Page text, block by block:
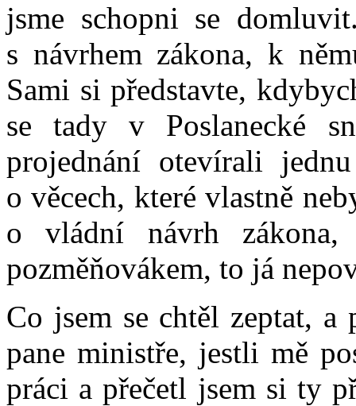
jsme schopni se
s návrhem zákona, k
Sami si představte,
se tady v Poslanecké
projednání otevírali
o věcech, které vlastně
o vládní návrh
pozměňovákem, to já
Co jsem se chtěl zeptat,
pane ministře, jestli mě
práci a přečetl jsem si ty